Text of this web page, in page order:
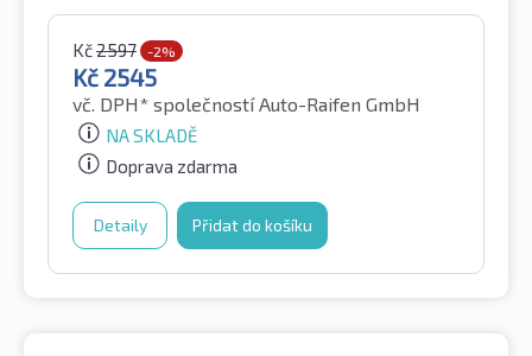
Kč2597 -2%
Kč 2545
vč. DPH* společností Auto-Raifen GmbH
NA SKLADĚ
Doprava zdarma
Detaily Přidat do košíku